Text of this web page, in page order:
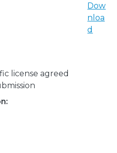
license agreed
Dow
nloa
d